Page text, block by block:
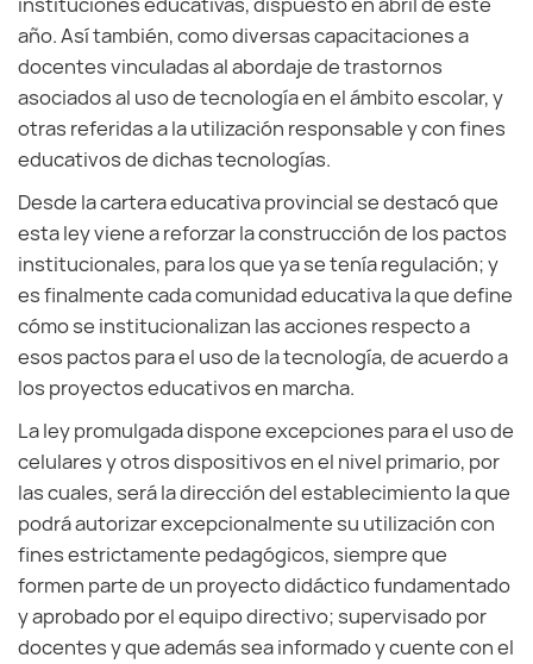
año. Así también, como diversas capacitaciones a
docentes vinculadas al abordaje de trastornos
asociados al uso de tecnología en el ámbito escolar, y
otras referidas a la utilización responsable y con fines
educativos de dichas tecnologías.
Desde la cartera educativa provincial se destacó que
esta ley viene a reforzar la construcción de los pactos
institucionales, para los que ya se tenía regulación; y
es finalmente cada comunidad educativa la que define
cómo se institucionalizan las acciones respecto a
esos pactos para el uso de la tecnología, de acuerdo a
los proyectos educativos en marcha.
La ley promulgada dispone excepciones para el uso de
celulares y otros dispositivos en el nivel primario, por
las cuales, será la dirección del establecimiento la que
podrá autorizar excepcionalmente su utilización con
fines estrictamente pedagógicos, siempre que
formen parte de un proyecto didáctico fundamentado
y aprobado por el equipo directivo; supervisado por
docentes y que además sea informado y cuente con el